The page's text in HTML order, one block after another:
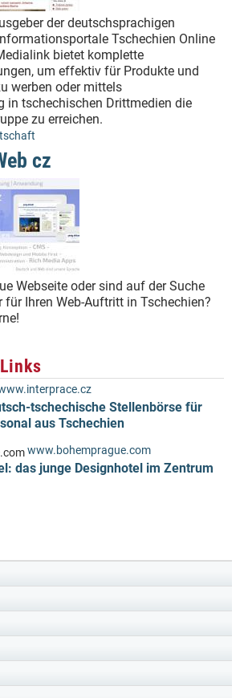
der deutschsprachigen
Tschechien Online
bietet komplette
um effektiv für Produkte und
werben oder mittels
in tschechischen Drittmedien die
zu erreichen.
cz
Webseite oder sind auf der Suche
für Ihren Web-Auftritt in Tschechien?
tschechische Stellenbörse für
aus Tschechien
www.bohemprague.com
das junge Designhotel im Zentrum